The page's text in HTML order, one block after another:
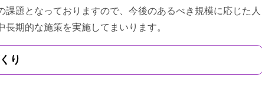
題となっておりますので、今後のあるべき規模に応じた人
期的な施策を実施してまいります。
り